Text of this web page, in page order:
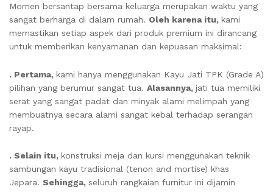
Momen bersantap bersama keluarga merupakan waktu yang
sangat berharga di dalam rumah. Oleh karena itu, kami
memastikan setiap aspek dari produk premium ini dirancang
untuk memberikan kenyamanan dan kepuasan maksimal:
. Pertama, kami hanya menggunakan Kayu Jati TPK (Grade A)
pilihan yang berumur sangat tua. Alasannya, jati tua memiliki
serat yang sangat padat dan minyak alami melimpah yang
membuatnya secara alami sangat kebal terhadap serangan
rayap.
. Selain itu, konstruksi meja dan kursi menggunakan teknik
sambungan kayu tradisional (tenon and mortise) khas
Jepara. Sehingga, seluruh rangkaian furnitur ini dijamin